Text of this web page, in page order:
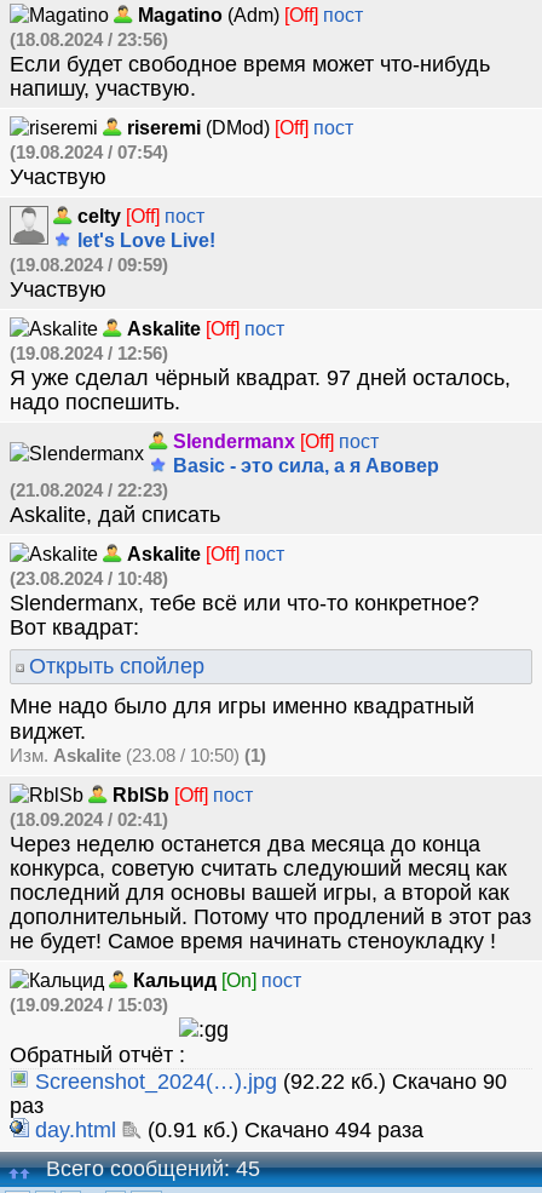
Magatino (Adm) [Off] пост
(18.08.2024 / 23:56)
Если будет свободное время может что-нибудь
напишу, участвую.
riseremi (DMod) [Off] пост
(19.08.2024 / 07:54)
Участвую
celty [Off] пост
let's Love Live!
(19.08.2024 / 09:59)
Участвую
Askalite [Off] пост
(19.08.2024 / 12:56)
Я уже сделал чёрный квадрат. 97 дней осталось,
надо поспешить.
Slendermanx [Off] пост
Basic - это сила, а я Авовер
(21.08.2024 / 22:23)
Askalite, дай списать
Askalite [Off] пост
(23.08.2024 / 10:48)
Slendermanx, тебе всё или что-то конкретное?
Вот квадрат:
Открыть спойлер
Мне надо было для игры именно квадратный
виджет.
Изм. Askalite (23.08 / 10:50) (1)
RblSb [Off] пост
(18.09.2024 / 02:41)
Через неделю останется два месяца до конца
конкурса, советую считать следуюший месяц как
последний для основы вашей игры, а второй как
дополнительный. Потому что продлений в этот раз
не будет! Самое время начинать стеноукладку !
Кальцид [On] пост
(19.09.2024 / 15:03)
Обратный отчёт
Screenshot_2024(…).jpg (92.22 кб.) Скачано 90
раз
day.html
(0.91 кб.) Скачано 494 раза
Всего сообщений: 45